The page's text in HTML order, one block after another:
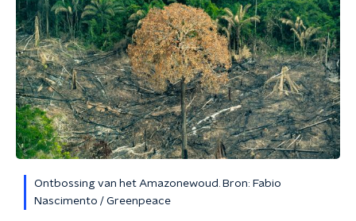
Ontbossing van het Amazonewoud. Bron: Fabio
Nascimento / Greenpeace